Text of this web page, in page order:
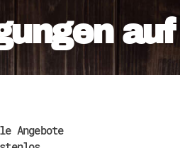
Angebote